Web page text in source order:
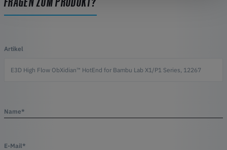
Artikel
Name*
E-Mail*